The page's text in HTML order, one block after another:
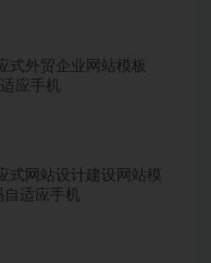
式外贸企业网站模板
应手机
式网站设计建设网站模
适应手机